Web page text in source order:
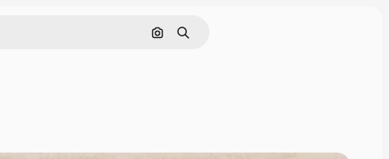
Nach Bild suchen
Suchen